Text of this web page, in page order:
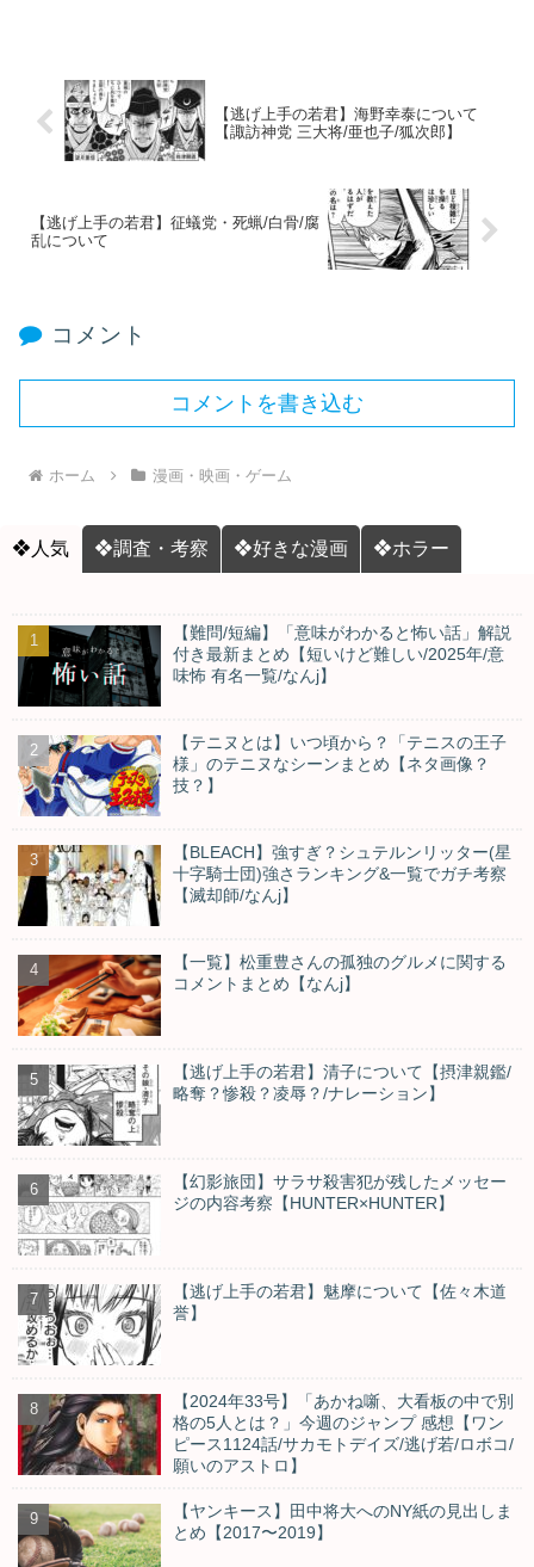
【逃げ上手の若君】海野幸泰について
【諏訪神党 三大将/亜也子/狐次郎】
【逃げ上手の若君】征蟻党・死蝋/白骨/腐
乱について
コメント
コメントを書き込む
ホーム 漫画・映画・ゲーム
❖人気 ❖調査・考察 ❖好きな漫画 ❖ホラー
【難問/短編】「意味がわかると怖い話」解説
付き最新まとめ【短いけど難しい/2025年/意
味怖 有名一覧/なんj】
【テニヌとは】いつ頃から？「テニスの王子
様」のテニヌなシーンまとめ【ネタ画像？
技？】
【BLEACH】強すぎ？シュテルンリッター(星
十字騎士団)強さランキング&一覧でガチ考察
【滅却師/なんj】
【一覧】松重豊さんの孤独のグルメに関する
コメントまとめ【なんj】
【逃げ上手の若君】清子について【摂津親鑑/
略奪？惨殺？凌辱？/ナレーション】
【幻影旅団】サラサ殺害犯が残したメッセー
ジの内容考察【HUNTER×HUNTER】
【逃げ上手の若君】魅摩について【佐々木道
誉】
【2024年33号】「あかね噺、大看板の中で別
格の5人とは？」今週のジャンプ 感想【ワン
ピース1124話/サカモトデイズ/逃げ若/ロボコ/
願いのアストロ】
【ヤンキース】田中将大へのNY紙の見出しま
とめ【2017〜2019】